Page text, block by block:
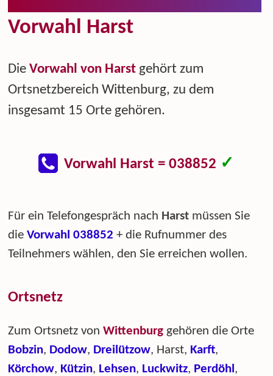
Vorwahl Harst
DieVorwahl von Harst gehört zum
Ortsnetzbereich Wittenburg, zu dem
insgesamt 15 Orte gehören.
Vorwahl Harst = 038852 ✓
Für ein Telefongespräch nach Harst müssen Sie
dieVorwahl 038852 + die Rufnummer des
Teilnehmers wählen, den Sie erreichen wollen.
Ortsnetz
Zum Ortsnetz vonWittenburg gehören die Orte
Bobzin, Dodow, Dreilützow, Harst, Karft,
Körchow, Kützin, Lehsen, Luckwitz, Perdöhl ,